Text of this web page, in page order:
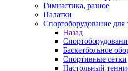
Гимнастика, разное
Палатки
Спортоборудование для
Назад
Баскетбольное
Спортивные сетки
Настольный